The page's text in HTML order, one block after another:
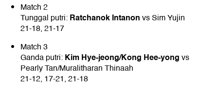
Match 2
Tunggal putri:Ratchanok Intanonvs Sim Yujin
21-18, 21-17
Match 3
Ganda putri:Kim Hye-jeong/Kong Hee-yongvs
Pearly Tan/Muralitharan Thinaah
21-12, 17-21, 21-18